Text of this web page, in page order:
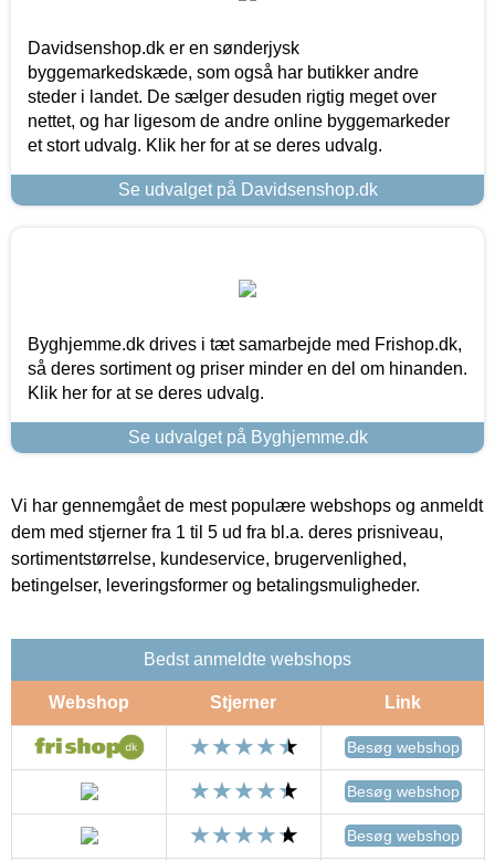
Davidsenshop.dk er en sønderjysk
byggemarkedskæde, som også har butikker andre
steder i landet. De sælger desuden rigtig meget over
nettet, og har ligesom de andre online byggemarkeder
et stort udvalg. Klik her for at se deres udvalg.
Se udvalget på Davidsenshop.dk
Byghjemme.dk drives i tæt samarbejde med Frishop.dk,
så deres sortiment og priser minder en del om hinanden.
Klik her for at se deres udvalg.
Se udvalget på Byghjemme.dk
Vi har gennemgået de mest populære webshops og anmeldt
dem med stjerner fra 1 til 5 ud fra bl.a. deres prisniveau,
sortimentstørrelse, kundeservice, brugervenlighed,
betingelser, leveringsformer og betalingsmuligheder.
Bedst anmeldte webshops
Webshop Stjerner Link
Besøg webshop
Besøg webshop
Besøg webshop